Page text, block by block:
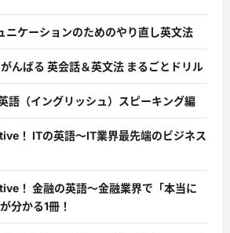
ニケーションのためのやり直し英文法
がんばる 英会話＆英文法 まるごとドリル
語（イングリッシュ）スピーキング編
！ ITの英語〜IT業界最先端のビジネス
！ 金融の英語〜金融業界で「本当に
分かる1冊！